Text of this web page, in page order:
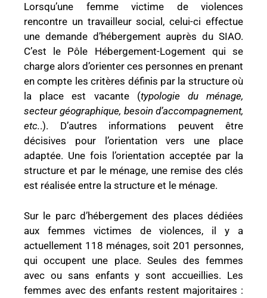
Lorsqu’une femme victime de violences
rencontre un travailleur social, celui-ci effectue
une demande d’hébergement auprès du SIAO.
C’est le Pôle Hébergement-Logement qui se
charge alors d’orienter ces personnes en prenant
en compte les critères définis par la structure où
la place est vacante (typologie du ménage,
secteur géographique, besoin d’accompagnement,
etc..). D’autres informations peuvent être
décisives pour l’orientation vers une place
adaptée. Une fois l’orientation acceptée par la
structure et par le ménage, une remise des clés
est réalisée entre la structure et le ménage.
Sur le parc d’hébergement des places dédiées
aux femmes victimes de violences, il y a
actuellement 118 ménages, soit 201 personnes,
qui occupent une place. Seules des femmes
avec ou sans enfants y sont accueillies. Les
femmes avec des enfants restent majoritaires :